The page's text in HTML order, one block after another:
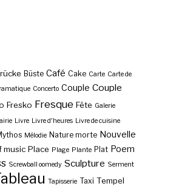
Büste Café Cake Carte Carte de
Concerto Couple Couple
Fresko Fresque Fête Galerie
Livre Livre d'heures Livre de cuisine
Mélodie Nature morte Nouvelle
music Place Plage Plante Plat Poem
Screwball oomedy Sculpture Serment
Tapisserie Taxi Tempel